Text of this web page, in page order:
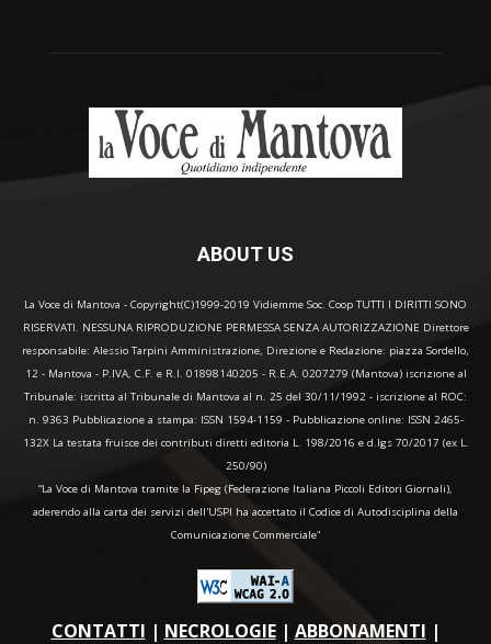
ABOUT US
La Voce di Mantova - Copyright(C)1999-2019 Vidiemme Soc. Coop TUTTI I DIRITTI SONO
RISERVATI. NESSUNA RIPRODUZIONE PERMESSA SENZA AUTORIZZAZIONE Direttore
responsabile: Alessio Tarpini Amministrazione, Direzione e Redazione: piazza Sordello,
12 - Mantova - P.IVA, C.F. e R.I. 01898140205 - R.E.A. 0207279 (Mantova) iscrizione al
Tribunale: iscritta al Tribunale di Mantova al n. 25 del 30/11/1992 - iscrizione al ROC:
n. 9363 Pubblicazione a stampa: ISSN 1594-1159 - Pubblicazione online: ISSN 2465-
132X La testata fruisce dei contributi diretti editoria L. 198/2016 e d.lgs 70/2017 (ex L.
250/90)
“La Voce di Mantova tramite la Fipeg (Federazione Italiana Piccoli Editori Giornali),
aderendo alla carta dei servizi dell'USPI ha accettato il Codice di Autodisciplina della
Comunicazione Commerciale"
CONTATTI | NECROLOGIE| ABBONAMENTI |